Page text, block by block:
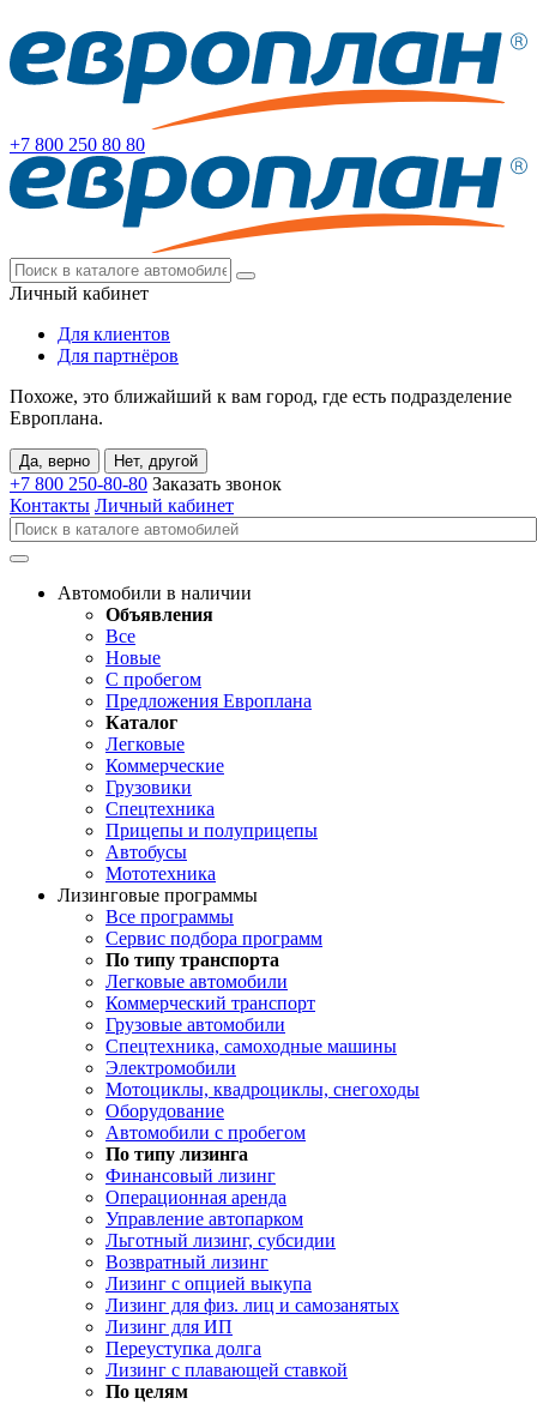
+7 800 250 80 80
Личный кабинет
Для клиентов
Для партнёров
Похоже, это ближайший к вам город, где есть подразделение
Европлана.
Да, верно Нет, другой
+7 800 250-80-80 Заказать звонок
Контакты Личный кабинет
Автомобили в наличии
Объявления
Все
Новые
С пробегом
Предложения Европлана
Каталог
Легковые
Коммерческие
Грузовики
Спецтехника
Прицепы и полуприцепы
Автобусы
Мототехника
Лизинговые программы
Все программы
Сервис подбора программ
По типу транспорта
Легковые автомобили
Коммерческий транспорт
Грузовые автомобили
Спецтехника, самоходные машины
Электромобили
Мотоциклы, квадроциклы, снегоходы
Оборудование
Автомобили с пробегом
По типу лизинга
Финансовый лизинг
Операционная аренда
Управление автопарком
Льготный лизинг, субсидии
Возвратный лизинг
Лизинг с опцией выкупа
Лизинг для физ. лиц и самозанятых
Лизинг для ИП
Переуступка долга
Лизинг с плавающей ставкой
По целям